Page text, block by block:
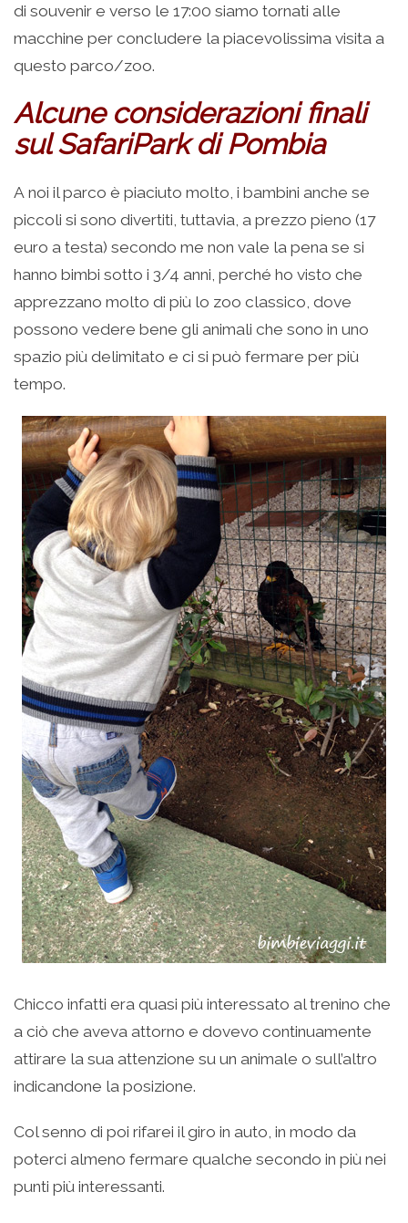
di souvenir e verso le 17:00 siamo tornati alle
macchine per concludere la piacevolissima visita a
questo parco/zoo.
Alcune considerazioni finali
sul SafariPark di Pombia
A noi il parco è piaciuto molto, i bambini anche se
piccoli si sono divertiti, tuttavia, a prezzo pieno (17
euro a testa) secondo me non vale la pena se si
hanno bimbi sotto i 3/4 anni, perché ho visto che
apprezzano molto di più lo zoo classico, dove
possono vedere bene gli animali che sono in uno
spazio più delimitato e ci si può fermare per più
tempo.
Chicco infatti era quasi più interessato al trenino che
a ciò che aveva attorno e dovevo continuamente
attirare la sua attenzione su un animale o sull’altro
indicandone la posizione.
Col senno di poi rifarei il giro in auto, in modo da
poterci almeno fermare qualche secondo in più nei
punti più interessanti.